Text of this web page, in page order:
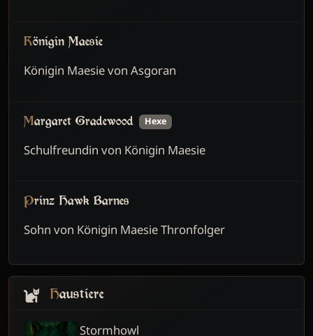
Königin Maesie
Königin Maesie von Asgoran
Margaret Gradewood Hexe
Schulfreundin von Königin Maesie
Prinz Hawk Barnes
Sohn von Königin Maesie Thronfolger
Haustiere
Stormhowl